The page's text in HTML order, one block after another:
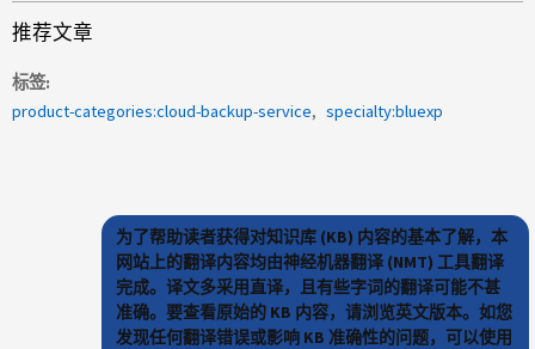
推荐文章
标签
product-categories:cloud-backup-service
specialty:bluexp
为了帮助读者获得对知识库 (KB) 内容的基本了解，本
网站上的翻译内容均由神经机器翻译 (NMT) 工具翻译
完成。译文多采用直译，且有些字词的翻译可能不甚
准确。要查看原始的 KB 内容，请浏览英文版本。如您
发现任何翻译错误或影响 KB 准确性的问题，可以使用